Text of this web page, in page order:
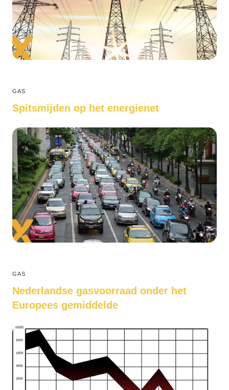
GAS
Spitsmijden op het energienet
GAS
Nederlandse gasvoorraad onder het
Europees gemiddelde